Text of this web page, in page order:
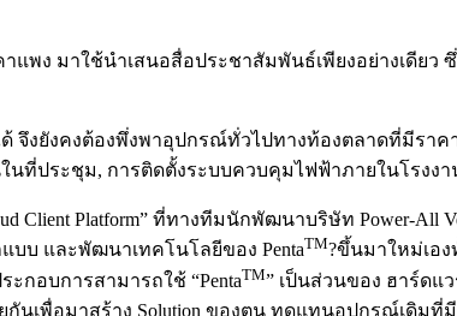
พง มาใช้นำเสนอสื่อประชาสัมพันธ์เพียงอย่างเดียว
งยังคงต้องพึ่งพาอุปกรณ์ทั่วไปทางท้องตลาดที่มีราค
นที่ประชุม, การติดตั้งระบบควบคุมไฟฟ้าภายในโรงงา
Client Platform” ที่ทางทีมนักพัฒนาบริษัท Power-All
บบ และพัฒนาเทคโนโลยีของ PentaTM?ขึ้นมาใหม่เอ
กอบการสามารถใช้ “PentaTM” เป็นส่วนของ ฮาร์ดแ
นเพื่อมาสร้าง Solution ของตน ทดแทนอุปกรณ์เดิม